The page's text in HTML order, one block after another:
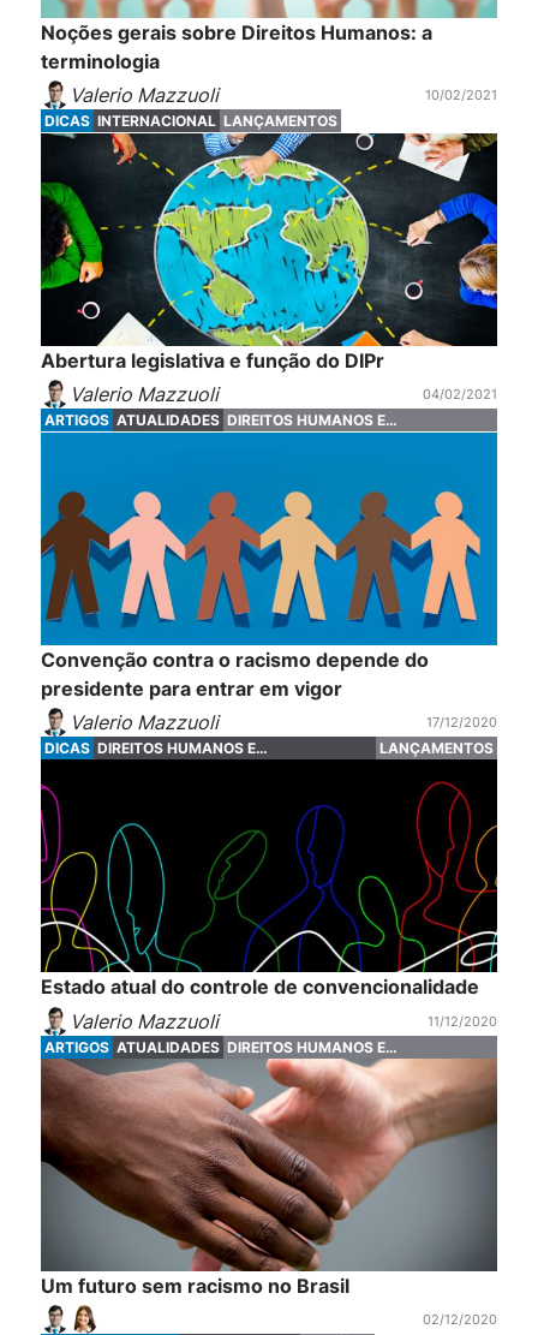
Noções gerais sobre Direitos Humanos: a
terminologia
Valerio Mazzuoli
10/02/2021
DICAS INTERNACIONAL LANÇAMENTOS
Abertura legislativa e função do DIPr
Valerio Mazzuoli
04/02/2021
ARTIGOS ATUALIDADES DIREITOS HUMANOS E
FUNDAMENTAIS
Convenção contra o racismo depende do
presidente para entrar em vigor
Valerio Mazzuoli
17/12/2020
DICAS DIREITOS HUMANOS E
LANÇAMENTOS
Estado atual do controle de convencionalidade
Valerio Mazzuoli
11/12/2020
ARTIGOS ATUALIDADES DIREITOS HUMANOS E
FUNDAMENTAIS
Um futuro sem racismo no Brasil
02/12/2020